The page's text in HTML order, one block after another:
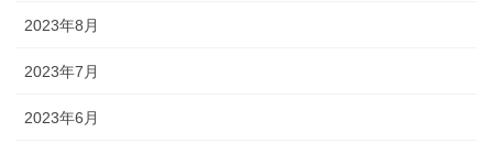
2023年8月
2023年7月
2023年6月